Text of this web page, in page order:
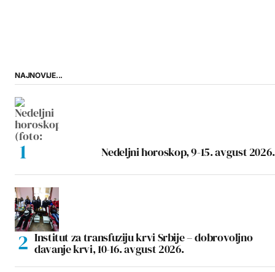
NAJNOVIJE...
Nedeljni horoskop, 9-15. avgust 2026.
Institut za transfuziju krvi Srbije – dobrovoljno
davanje krvi, 10-16. avgust 2026.